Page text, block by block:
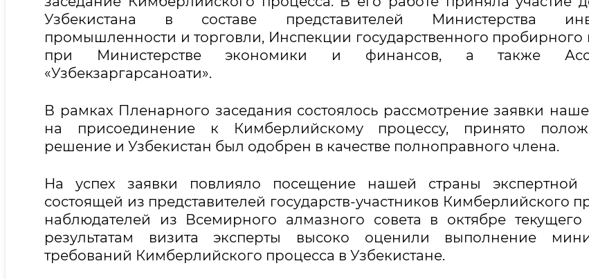
Узбекистана в составе представителей Министерства
промышленности и торговли, Инспекции государственного пробирного
при Министерстве экономики и финансов, а также
«Узбекзаргарсаноати».
В рамках Пленарного заседания состоялось рассмотрение заявки
на присоединение к Кимберлийскому процессу, принято
решение и Узбекистан был одобрен в качестве полноправного члена.
На успех заявки повлияло посещение нашей страны экспертной
состоящей из представителей государств-участников Кимберлийского
наблюдателей из Всемирного алмазного совета в октябре
результатам визита эксперты высоко оценили выполнение
требований Кимберлийского процесса в Узбекистане.